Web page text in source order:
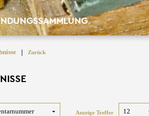
| Zurück
Anzeige Treffer